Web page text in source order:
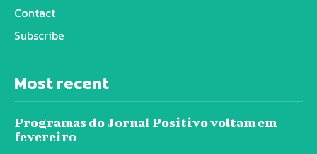
Contact
Subscribe
Most recent
Programas do Jornal Positivo voltam em
fevereiro